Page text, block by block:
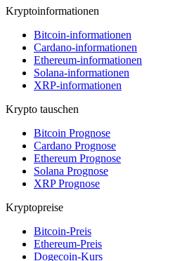
Kryptoinformationen
Bitcoin-informationen
Cardano-informationen
Ethereum-informationen
Solana-informationen
XRP-informationen
Krypto tauschen
Bitcoin Prognose
Cardano Prognose
Ethereum Prognose
Solana Prognose
XRP Prognose
Kryptopreise
Bitcoin-Preis
Ethereum-Preis
Dogecoin-Kurs